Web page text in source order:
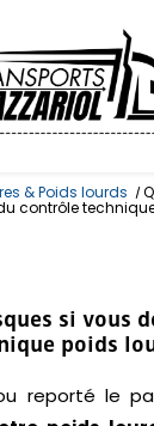
& Poids lourds
contrôle
si vous
poids
reporté le